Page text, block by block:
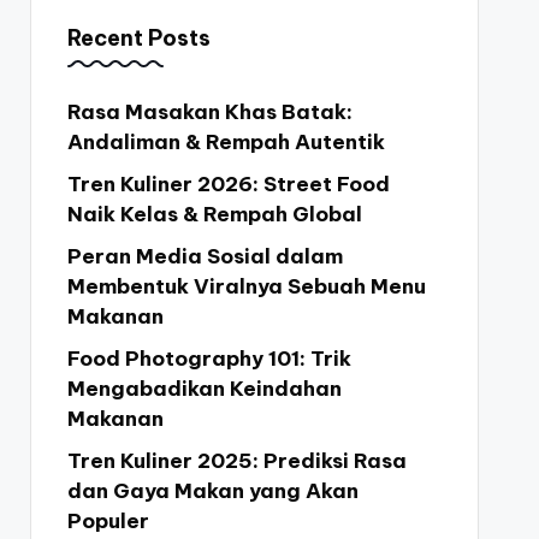
Recent Posts
Rasa Masakan Khas Batak:
Andaliman & Rempah Autentik
Tren Kuliner 2026: Street Food
Naik Kelas & Rempah Global
Peran Media Sosial dalam
Membentuk Viralnya Sebuah Menu
Makanan
Food Photography 101: Trik
Mengabadikan Keindahan
Makanan
Tren Kuliner 2025: Prediksi Rasa
dan Gaya Makan yang Akan
Populer